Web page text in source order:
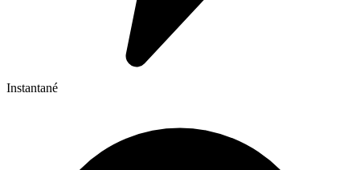
Instantané